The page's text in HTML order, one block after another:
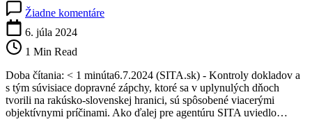
Žiadne komentáreRakúsko
hraniciach
so
Slovenskom,
spôsobené
6. júla 2024
1 Min Read
Doba čítania: < 1 minúta6.7.2024 (SITA.sk) - Kontroly dokladov a
s tým súvisiace dopravné zápchy, ktoré sa v uplynulých dňoch
tvorili na rakúsko-slovenskej hranici, sú spôsobené viacerými
objektívnymi príčinami. Ako ďalej pre agentúru SITA uviedlo…